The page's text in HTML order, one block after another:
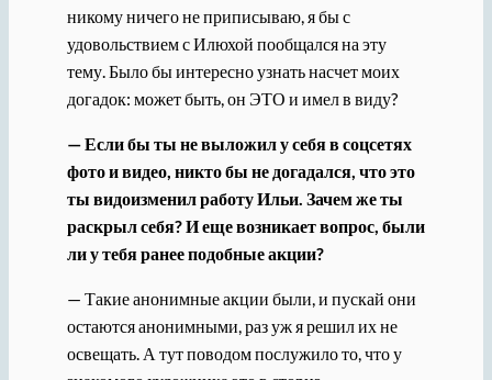
никому ничего не приписываю, я бы с
удовольствием с Илюхой пообщался на эту
тему. Было бы интересно узнать насчет моих
догадок: может быть, он ЭТО и имел в виду?
— Если бы ты не выложил у себя в соцсетях
фото и видео, никто бы не догадался, что это
ты видоизменил работу Ильи. Зачем же ты
раскрыл себя? И еще возникает вопрос, были
ли у тебя ранее подобные акции?
— Такие анонимные акции были, и пускай они
остаются анонимными, раз уж я решил их не
освещать. А тут поводом послужило то, что у